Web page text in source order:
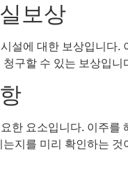
보상
설에 대한 보상입니다
구할 수 있는 보상입
한 요소입니다. 이주
지를 미리 확인하는 것